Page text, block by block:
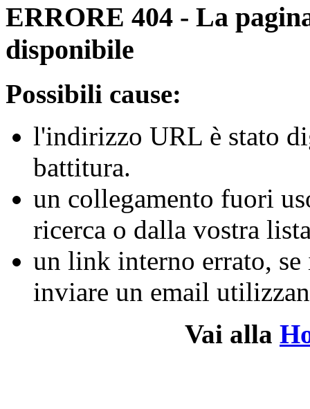
ERRORE 404 - La
disponibile
Possibili cause:
l'indirizzo URL è stato
battitura.
un collegamento fuori
ricerca o dalla vostra
un link interno errato,
inviare un email
Vai alla